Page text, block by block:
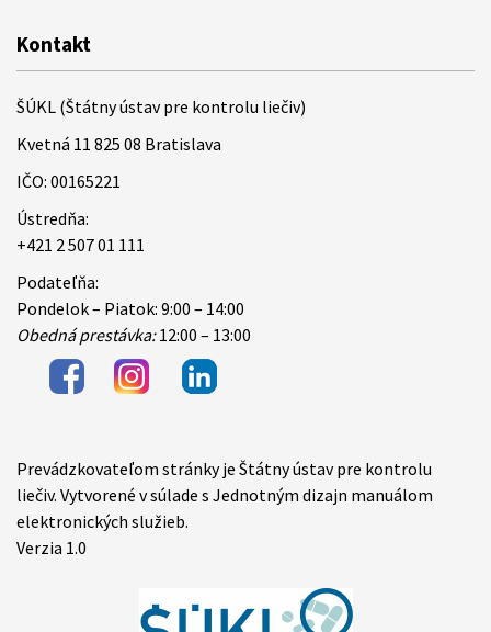
Kontakt
ŠÚKL (Štátny ústav pre kontrolu liečiv)
Kvetná 11 825 08 Bratislava
IČO: 00165221
Ústredňa:
+421 2 507 01 111
Podateľňa:
Pondelok – Piatok: 9:00 – 14:00
Obedná prestávka:12:00 – 13:00
Items
Prevádzkovateľom stránky je Štátny ústav pre kontrolu
liečiv. Vytvorené v súlade s Jednotným dizajn manuálom
elektronických služieb.
Verzia 1.0